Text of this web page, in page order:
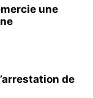
une
de